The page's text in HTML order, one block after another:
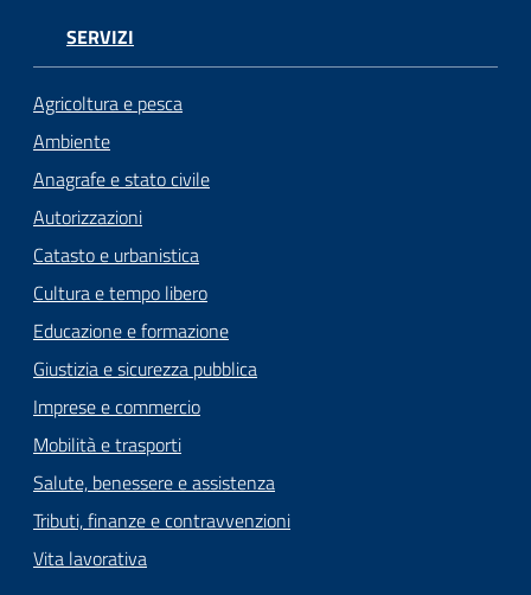
Seguici
su
SERVIZI
Agricoltura e pesca
Ambiente
Anagrafe e stato civile
Autorizzazioni
Catasto e urbanistica
Cultura e tempo libero
Educazione e formazione
Giustizia e sicurezza pubblica
Imprese e commercio
Mobilità e trasporti
Salute, benessere e assistenza
Tributi, finanze e contravvenzioni
Vita lavorativa